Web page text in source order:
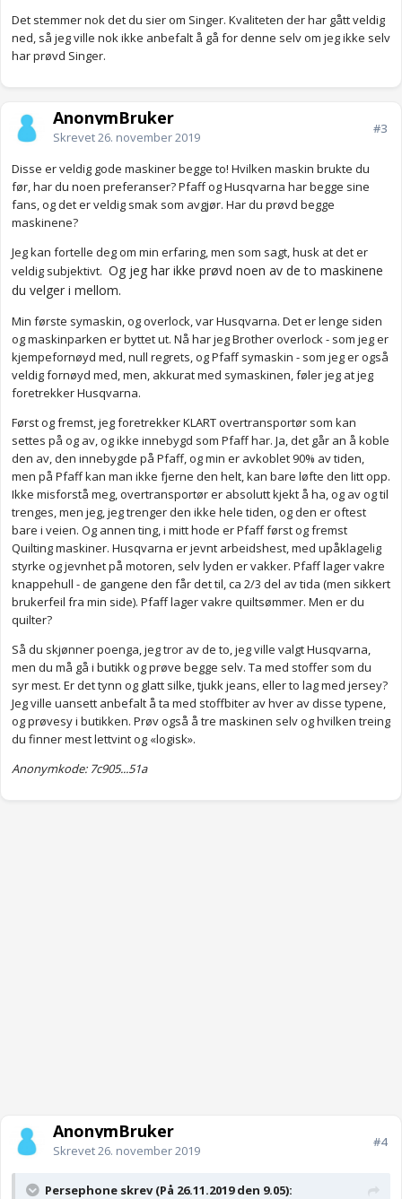
Det stemmer nok det du sier om Singer. Kvaliteten der har gått veldig
ned, så jeg ville nok ikke anbefalt å gå for denne selv om jeg ikke selv
har prøvd Singer.
AnonymBruker
Skrevet26. november 2019
#3
Disse er veldig gode maskiner begge to! Hvilken maskin brukte du
før, har du noen preferanser? Pfaff og Husqvarna har begge sine
fans, og det er veldig smak som avgjør. Har du prøvd begge
maskinene?
Jeg kan fortelle deg om min erfaring, men som sagt, husk at det er
veldig subjektivt. Og jeg har ikke prøvd noen av de to maskinene
du velger i mellom.
Min første symaskin, og overlock, var Husqvarna. Det er lenge siden
og maskinparken er byttet ut. Nå har jeg Brother overlock - som jeg er
kjempefornøyd med, null regrets, og Pfaff symaskin - som jeg er også
veldig fornøyd med, men, akkurat med symaskinen, føler jeg at jeg
foretrekker Husqvarna.
Først og fremst, jeg foretrekker KLART overtransportør som kan
settes på og av, og ikke innebygd som Pfaff har. Ja, det går an å koble
den av, den innebygde på Pfaff, og min er avkoblet 90% av tiden,
men på Pfaff kan man ikke fjerne den helt, kan bare løfte den litt opp.
Ikke misforstå meg, overtransportør er absolutt kjekt å ha, og av og til
trenges, men jeg, jeg trenger den ikke hele tiden, og den er oftest
bare i veien. Og annen ting, i mitt hode er Pfaff først og fremst
Quilting maskiner. Husqvarna er jevnt arbeidshest, med upåklagelig
styrke og jevnhet på motoren, selv lyden er vakker. Pfaff lager vakre
knappehull - de gangene den får det til, ca 2/3 del av tida (men sikkert
brukerfeil fra min side). Pfaff lager vakre quiltsømmer. Men er du
quilter?
Så du skjønner poenga, jeg tror av de to, jeg ville valgt Husqvarna,
men du må gå i butikk og prøve begge selv. Ta med stoffer som du
syr mest. Er det tynn og glatt silke, tjukk jeans, eller to lag med jersey?
Jeg ville uansett anbefalt å ta med stoffbiter av hver av disse typene,
og prøvesy i butikken. Prøv også å tre maskinen selv og hvilken treing
du finner mest lettvint og «logisk».
Anonymkode: 7c905...51a
AnonymBruker
Skrevet26. november 2019
#4
Persephone skrev (På 26.11.2019 den 9.05):